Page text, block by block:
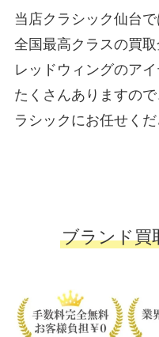
当店クラシック仙台
全国最高クラスの買取
レッドウィングのア
たくさんありますの
ラシックにお任せくだ
ブランド買